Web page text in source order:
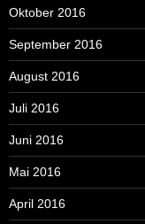
Oktober 2016
September 2016
August 2016
Juli 2016
Juni 2016
Mai 2016
April 2016